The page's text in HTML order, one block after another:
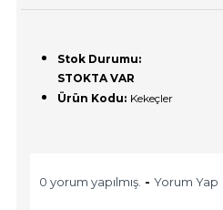
Stok Durumu:
STOKTA VAR
Ürün Kodu: Kekeçler
0 yorum yapılmış. - Yorum Yap